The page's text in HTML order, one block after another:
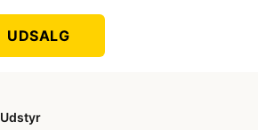
UDSALG
Udstyr